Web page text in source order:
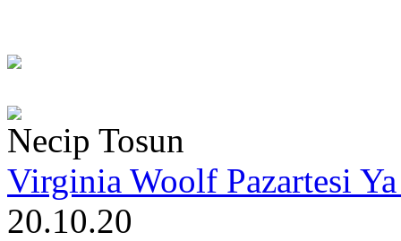
Necip Tosun
Virginia Woolf Pazartesi Ya
20.10.20